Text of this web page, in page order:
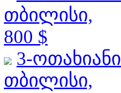
თბილისი,
800 $
3-ოთახიანი
თბილისი,